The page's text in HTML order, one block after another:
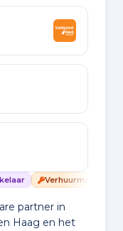
Verhuurmakelaar
partner in
Haag en het